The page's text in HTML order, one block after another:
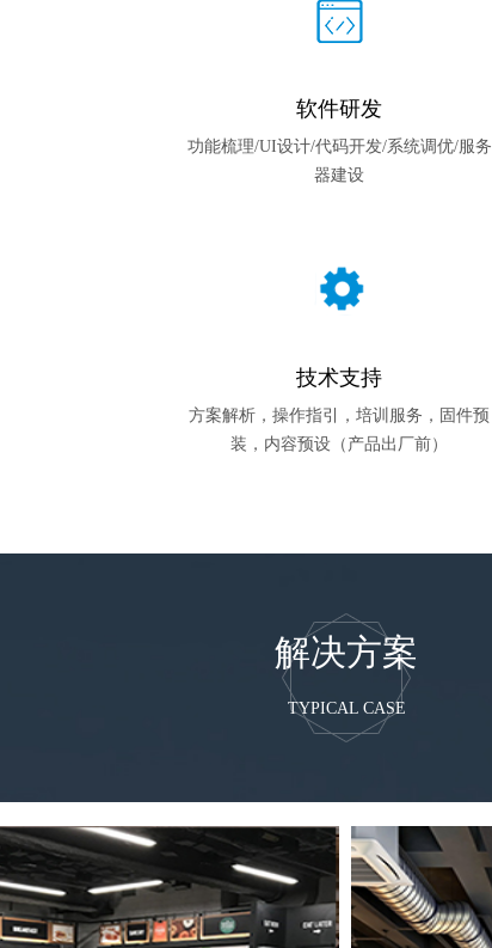
软件研发
功能梳理/UI设计/代码开发/系统调优/服务
器建设
技术支持
方案解析，操作指引，培训服务，固件预
装，内容预设（产品出厂前）
解决方案
TYPICAL CASE